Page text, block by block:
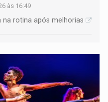
às 16:49
rotina após melhorias